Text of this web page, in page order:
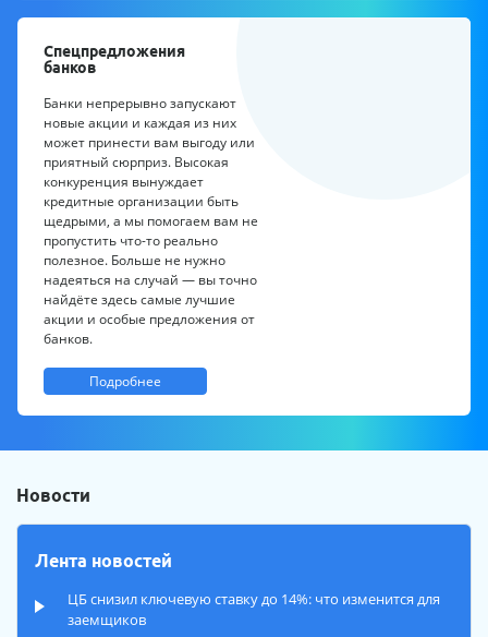
Спецпредложения
банков
Банки непрерывно запускают
новые акции и каждая из них
может принести вам выгоду или
приятный сюрприз. Высокая
конкуренция вынуждает
кредитные организации быть
щедрыми, а мы помогаем вам не
пропустить что-то реально
полезное. Больше не нужно
надеяться на случай — вы точно
найдёте здесь самые лучшие
акции и особые предложения от
банков.
Подробнее
Новости
Лента новостей
ЦБ снизил ключевую ставку до 14%: что изменится для
заемщиков